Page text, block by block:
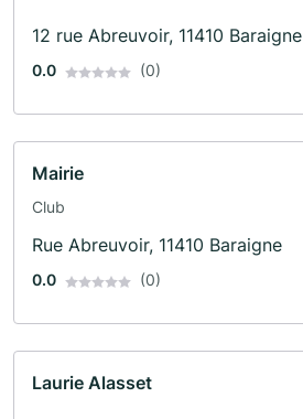
12 rue Abreuvoir, 11410 Baraigne
0.0 (0)
Mairie
Club
Rue Abreuvoir, 11410 Baraigne
0.0 (0)
Laurie Alasset